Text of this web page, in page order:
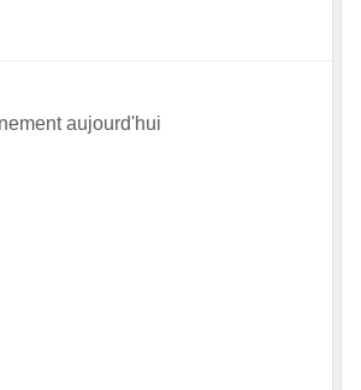
aujourd'hui